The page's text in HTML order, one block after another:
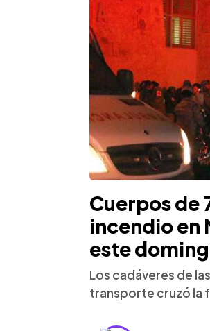
Cuerpos de
incendio en
este
Los cadáveres de
transporte cruzó la